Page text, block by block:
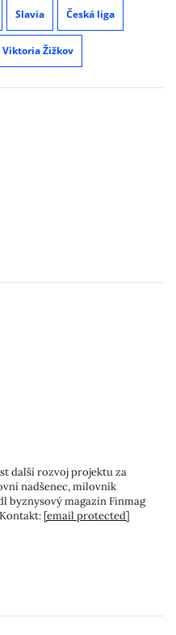
Slavia Česká liga
Viktoria Žižkov
další rozvoj projektu za
nadšenec, milovník
byznysový magazín Finmag
[email protected]